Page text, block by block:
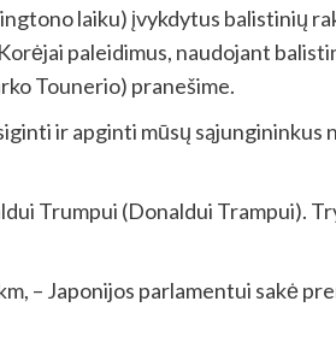
laiku) įvykdytus balistinių
paleidimus, naudojant
Tounerio) pranešime.
ir apginti mūsų sąjungininkus
Trumpui (Donaldui Trampui).
– Japonijos parlamentui sakė